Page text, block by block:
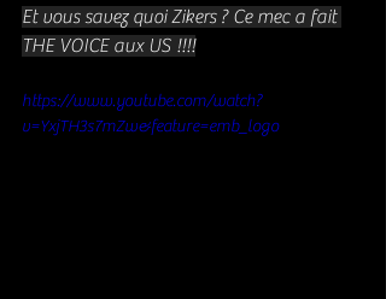
Et vous savez quoi Zikers ? Ce mec a fait
THE VOICE aux US !!!!
https://www.youtube.com/watch?
v=YxjTH3s7mZw&feature=emb_logo